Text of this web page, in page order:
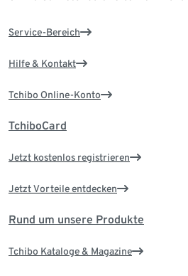
Service-Bereich
Hilfe & Kontakt
Tchibo Online-Konto
TchiboCard
Jetzt kostenlos registrieren
Jetzt Vorteile entdecken
Rund um unsere Produkte
Tchibo Kataloge & Magazine